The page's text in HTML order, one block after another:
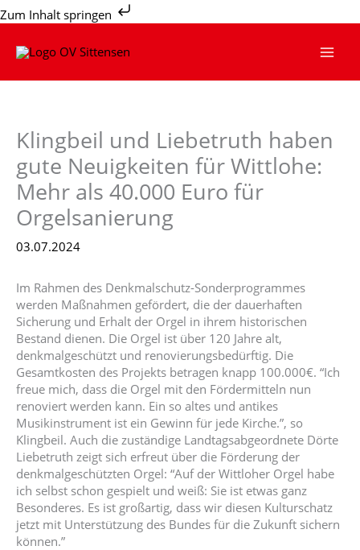
Zum Inhalt springen
Zum
Inhalt
Klingbeil und Liebetruth haben
gute Neuigkeiten für Wittlohe:
Mehr als 40.000 Euro für
Orgelsanierung
03.07.2024
Im Rahmen des Denkmalschutz-Sonderprogrammes
werden Maßnahmen gefördert, die der dauerhaften
Sicherung und Erhalt der Orgel in ihrem historischen
Bestand dienen. Die Orgel ist über 120 Jahre alt,
denkmalgeschützt und renovierungsbedürftig. Die
Gesamtkosten des Projekts betragen knapp 100.000€. “Ich
freue mich, dass die Orgel mit den Fördermitteln nun
renoviert werden kann. Ein so altes und antikes
Musikinstrument ist ein Gewinn für jede Kirche.”, so
Klingbeil. Auch die zuständige Landtagsabgeordnete Dörte
Liebetruth zeigt sich erfreut über die Förderung der
denkmalgeschützten Orgel: “Auf der Wittloher Orgel habe
ich selbst schon gespielt und weiß: Sie ist etwas ganz
Besonderes. Es ist großartig, dass wir diesen Kulturschatz
jetzt mit Unterstützung des Bundes für die Zukunft sichern
können.”